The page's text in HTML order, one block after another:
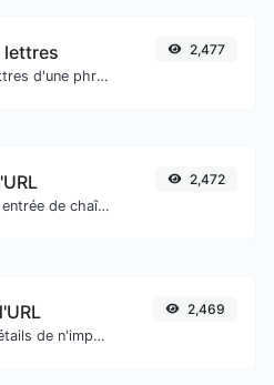
lettres
Inversez les lettres d'une phrase ou d'un paragraphe donné avec facilité.
2,477
Encoder toute entrée de chaîne au format URL.
2,472
Analyser les détails de n'importe quelle URL.
2,469